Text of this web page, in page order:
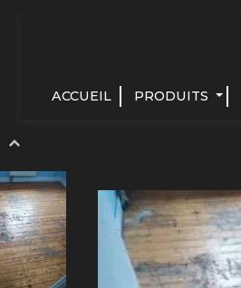
ACCUEIL PRODUITS